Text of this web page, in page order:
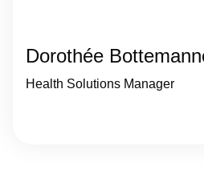
Dorothée
Health Solutions Manager